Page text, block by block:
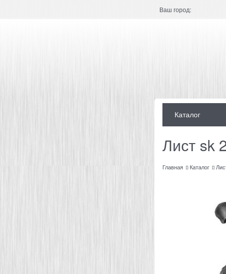
Ваш город:
Каталог
Лист sk
Главная Каталог